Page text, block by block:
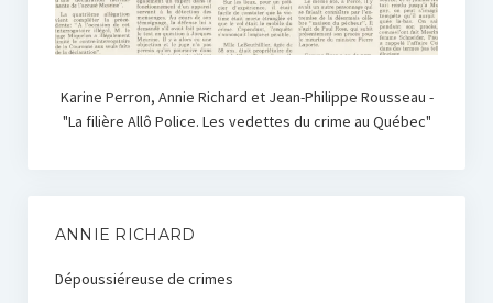
Karine Perron, Annie Richard et Jean-Philippe Rousseau -
"La filière Allô Police. Les vedettes du crime au Québec"
ANNIE RICHARD
Dépoussiéreuse de crimes